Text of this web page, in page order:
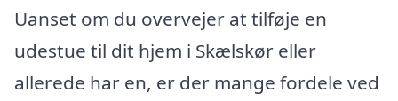
Uanset om du overvejer at tilføje en
udestue til dit hjem i Skælskør eller
allerede har en, er der mange fordele ved